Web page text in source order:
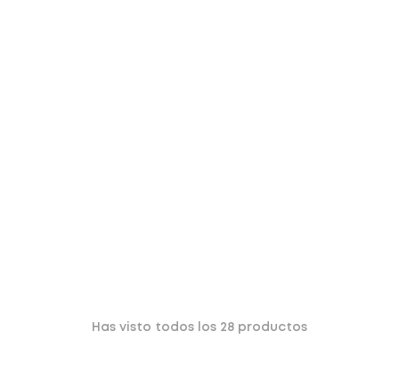
Has visto todos los 28 productos